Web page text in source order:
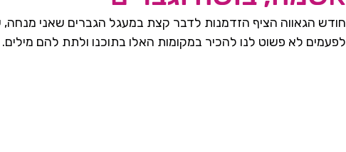
חודש הגאווה הציף הזדמנות לדבר קצת במעגל הגברים שאני
לפעמים לא פשוט לנו להכיר במקומות האלו בתוכנו ולתת להם מילים.